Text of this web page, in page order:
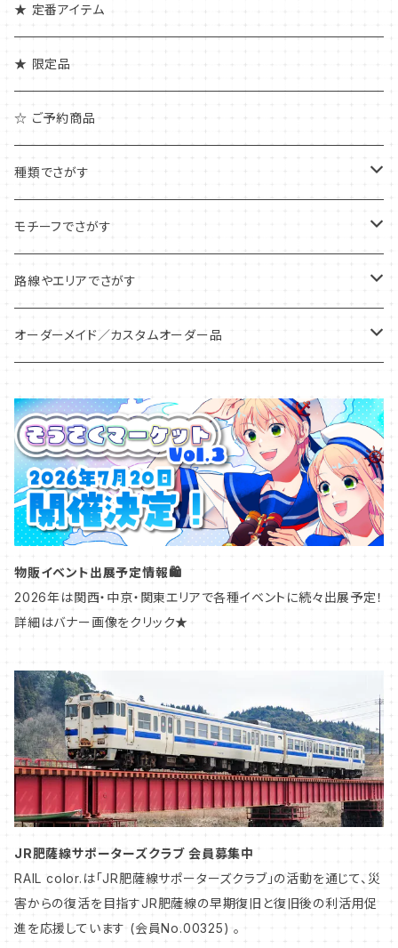
★ 定番アイテム
★ 限定品
☆ ご予約商品
種類でさがす
アクリルキーホルダー
アクリルチャーム
アンブレラ/ボトルマーカー
アクリルジオラマ
アクリルスタンド
マスキングテープ
ペーパーコースター
アタッチメント
モチーフでさがす
ピクトグラム
信号・標識
仕業札・識別札
鉄道標記
鉄道アクセサリー
愛称札・種別札
車号プレート
鉄道模型グッズ
路線やエリアでさがす
全国
関東
甲信越
北陸
中部
中国
九州
東海道本線／東海道新幹線
山陽本線／山陽新幹線
中央本線
オーダーメイド／カスタムオーダー品
アクリルチャーム
物販イベント出展予定情報🛍️
2026年は関西・中京・関東エリアで各種イベントに続々出展予定！
詳細はバナー画像をクリック★
JR肥薩線サポーターズクラブ 会員募集中
RAIL color.は「JR肥薩線サポーターズクラブ」の活動を通じて、災
害からの復活を目指すJR肥薩線の早期復旧と復旧後の利活用促
進を応援しています (会員No.00325) 。